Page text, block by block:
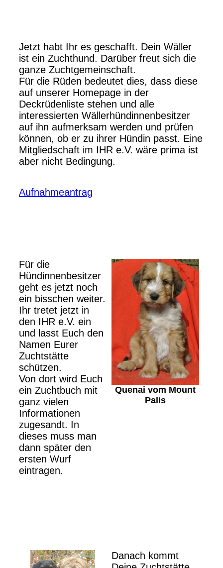
Jetzt habt Ihr es geschafft. Dein Wäller
ist ein Zuchthund. Darüber freut sich die
ganze Zuchtgemeinschaft.
Für die Rüden bedeutet dies, dass diese
auf unserer Homepage in der
Deckrüdenliste stehen und alle
interessierten Wällerhündinnenbesitzer
auf ihn aufmerksam werden und prüfen
können, ob er zu ihrer Hündin passt. Eine
Mitgliedschaft im IHR e.V. wäre prima ist
aber nicht Bedingung.
Aufnahmeantrag
Für die
Hündinnenbesitzer
geht es jetzt noch
ein bisschen weiter.
Ihr tretet jetzt in
den IHR e.V. ein
und lasst Euch den
Namen Eurer
Zuchtstätte
schützen.
Von dort wird Euch
ein Zuchtbuch mit
ganz vielen
Informationen
zugesandt. In
dieses muss man
dann später den
ersten Wurf
eintragen.
Quenai vom Mount
Palis
Danach kommt